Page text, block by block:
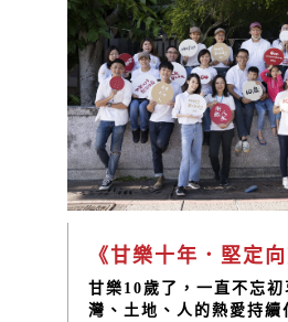
甘樂10歲了，一直不忘初
灣、土地、人的熱愛持續